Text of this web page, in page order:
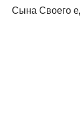
Сына Своего